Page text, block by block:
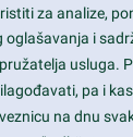
Parkway,
za analize,
oglašavanja i
usluga.
pa i
na dnu